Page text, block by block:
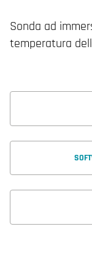
Sonda ad
temperatura